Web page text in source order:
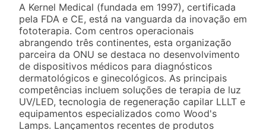
A Kernel Medical (fundada em 1997), certificada
pela FDA e CE, está na vanguarda da inovação em
fototerapia. Com centros operacionais
abrangendo três continentes, esta organização
parceira da ONU se destaca no desenvolvimento
de dispositivos médicos para diagnósticos
dermatológicos e ginecológicos. As principais
competências incluem soluções de terapia de luz
UV/LED, tecnologia de regeneração capilar LLLT e
equipamentos especializados como Wood's
Lamps. Lançamentos recentes de produtos